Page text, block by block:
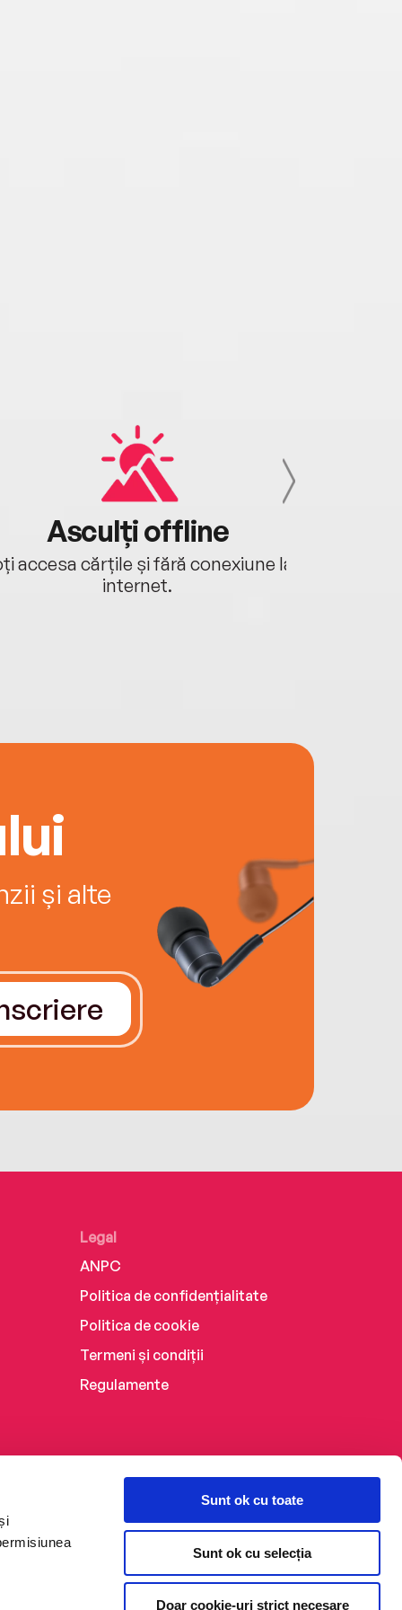
Sunt ok cu toate
Sunt ok cu selecția
Doar cookie-uri strict necesare
Asculți offline
accesa cărțile și fără conexiune la
internet.
și alte
Legal
ANPC
Politica de confidențialitate
Politica de cookie
Termeni și condiții
Regulamente